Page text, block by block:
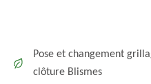
Pose et changement
clôture Blismes